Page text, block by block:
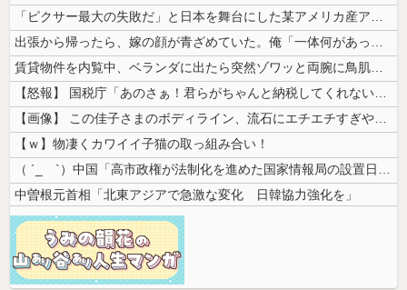
「ピクサー最大の失敗だ」と日本を舞台にした某アメリカ産アニメが話題に、...
出張から帰ったら、嫁の顔が青ざめていた。俺「一体何があったんだ？」嫁「...
賃貸物件を内覧中、ベランダに出たら突然ゾワッと両腕に鳥肌が出た。「やっ...
【怒報】 国税庁「あのさぁ！君らがちゃんと納税してくれないとこうなっち...
【画像】 この佳子さまのボディライン、流石にエチエチすぎやろ！
【ｗ】物凄くカワイイ子猫の取っ組み合い！
（ ´_ゝ`）中国「高市政権が法制化を進めた国家情報局の設置日が7月3...
中曽根元首相「北東アジアで急激な変化 日韓協力強化を」